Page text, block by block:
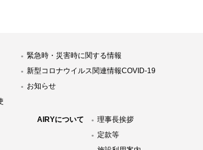
緊急時・災害時に関する情報
新型コロナウイルス関連情報COVID-19
お知らせ
AIRYについて
理事長挨拶
定款等